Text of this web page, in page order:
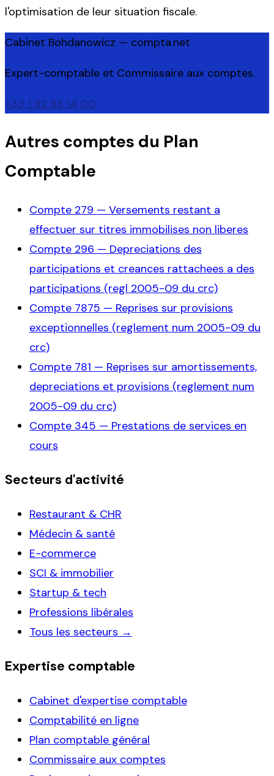
l'optimisation de leur situation fiscale.
Cabinet Bohdanowicz — compta.net
Expert-comptable et Commissaire aux comptes.
+33 1 82 83 14 00
Autres comptes du Plan
Comptable
Compte 279 — Versements restant a
effectuer sur titres immobilises non liberes
Compte 296 — Depreciations des
participations et creances rattachees a des
participations (regl 2005-09 du crc)
Compte 7875 — Reprises sur provisions
exceptionnelles (reglement num 2005-09 du
crc)
Compte 781 — Reprises sur amortissements,
depreciations et provisions (reglement num
2005-09 du crc)
Compte 345 — Prestations de services en
cours
Secteurs d'activité
Restaurant & CHR
Médecin & santé
E-commerce
SCI & immobilier
Startup & tech
Professions libérales
Tous les secteurs →
Expertise comptable
Cabinet d'expertise comptable
Comptabilité en ligne
Plan comptable général
Commissaire aux comptes